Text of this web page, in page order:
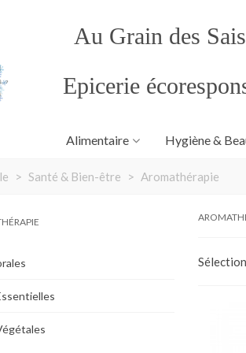
Au Grain des
Epicerie
Alimentaire Hygiène &
> Santé & Bien-être > Aromathérapie